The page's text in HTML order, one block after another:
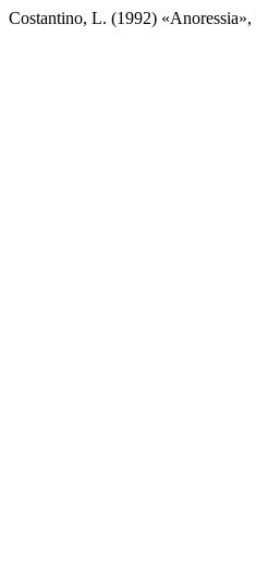
Costantino, L. (1992) «Anoressia»,